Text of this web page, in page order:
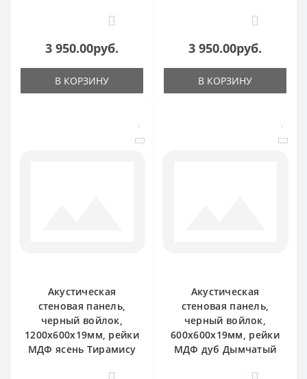
0
3 950.00руб.
В КОРЗИНУ
0
3 950.00руб.
В КОРЗИНУ
Акустическая
стеновая панель,
черный войлок,
1200х600х19мм, рейки
МДФ ясень Тирамису
0
Акустическая
стеновая панель,
черный войлок,
600х600х19мм, рейки
МДФ дуб Дымчатый
0